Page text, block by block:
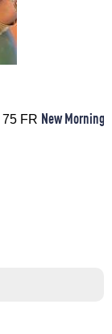
75 FR New Morning